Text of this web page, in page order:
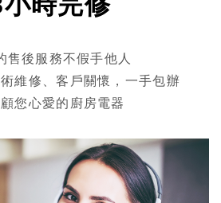
售後服務不假手他人
維修、客戶關懷，一手包辦
您心愛的廚房電器